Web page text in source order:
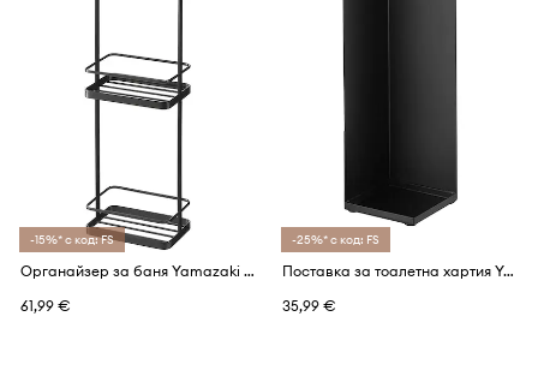
-15%* с код: FS
Органайзер за баня Yamazaki Tower
61,99 €
-25%* с код: FS
Поставка за тоалетна хартия Yamazaki Tower
35,99 €